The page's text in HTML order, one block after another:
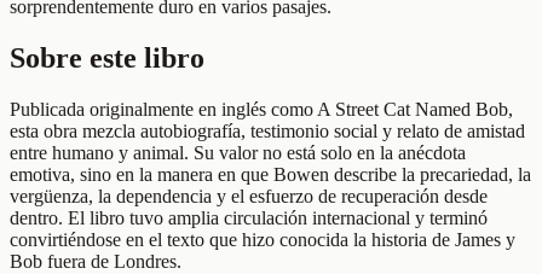
sorprendentemente duro en varios pasajes.
Sobre este libro
Publicada originalmente en inglés como A Street Cat Named Bob,
esta obra mezcla autobiografía, testimonio social y relato de amistad
entre humano y animal. Su valor no está solo en la anécdota
emotiva, sino en la manera en que Bowen describe la precariedad, la
vergüenza, la dependencia y el esfuerzo de recuperación desde
dentro. El libro tuvo amplia circulación internacional y terminó
convirtiéndose en el texto que hizo conocida la historia de James y
Bob fuera de Londres.